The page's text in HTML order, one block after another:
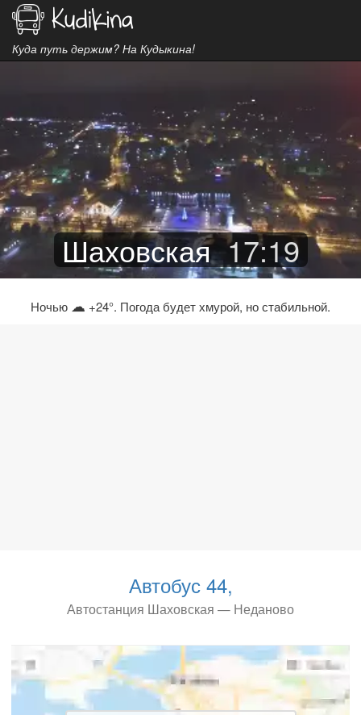
Куда путь держим? На Кудыкина!
Шаховская 17:19
Ночью ☁ +24°. Погода будет хмурой, но стабильной.
Автобус 44,
Автостанция Шаховская — Неданово